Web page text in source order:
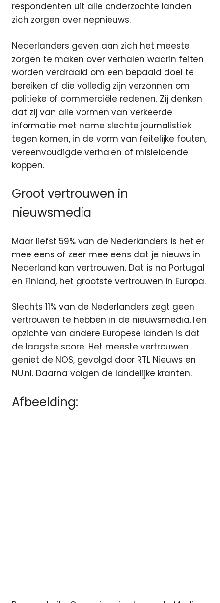
respondenten uit alle onderzochte landen
zich zorgen over nepnieuws.
Nederlanders geven aan zich het meeste
zorgen te maken over verhalen waarin feiten
worden verdraaid om een bepaald doel te
bereiken of die volledig zijn verzonnen om
politieke of commerciële redenen. Zij denken
dat zij van alle vormen van verkeerde
informatie met name slechte journalistiek
tegen komen, in de vorm van feitelijke fouten,
vereenvoudigde verhalen of misleidende
koppen.
Groot vertrouwen in
nieuwsmedia
Maar liefst 59% van de Nederlanders is het er
mee eens of zeer mee eens dat je nieuws in
Nederland kan vertrouwen. Dat is na Portugal
en Finland, het grootste vertrouwen in Europa.
Slechts 11% van de Nederlanders zegt geen
vertrouwen te hebben in de nieuwsmedia.Ten
opzichte van andere Europese landen is dat
de laagste score. Het meeste vertrouwen
geniet de NOS, gevolgd door RTL Nieuws en
NU.nl. Daarna volgen de landelijke kranten.
Afbeelding: